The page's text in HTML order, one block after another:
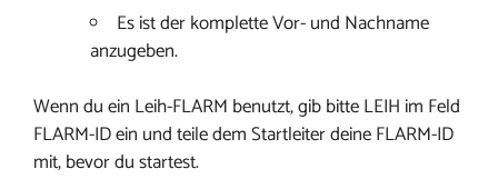
Es ist der komplette Vor- und Nachname
anzugeben.
Wenn du ein Leih-FLARM benutzt, gib bitte LEIH im Feld
FLARM-ID ein und teile dem Startleiter deine FLARM-ID
mit, bevor du startest.